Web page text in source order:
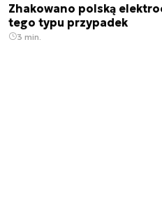
Zhakowano polską
tego typu przypadek
3 min.